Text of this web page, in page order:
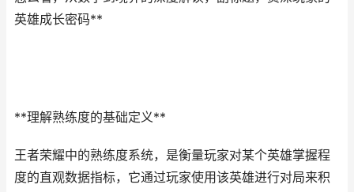
英雄成长密码**
**理解熟练度的基础定义**
王者荣耀中的熟练度系统，是衡量玩家对某个英雄掌握程
度的直观数据指标，它通过玩家使用该英雄进行对局来积